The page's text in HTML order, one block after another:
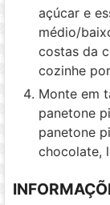
açúcar e
médio/
costas da
cozinhe
Monte em
panetone
panetone
chocolate,